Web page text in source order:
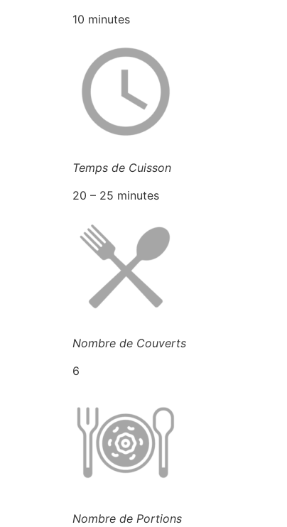
10 minutes
Temps de Cuisson
20 – 25 minutes
Nombre de Couverts
6
Nombre de Portions